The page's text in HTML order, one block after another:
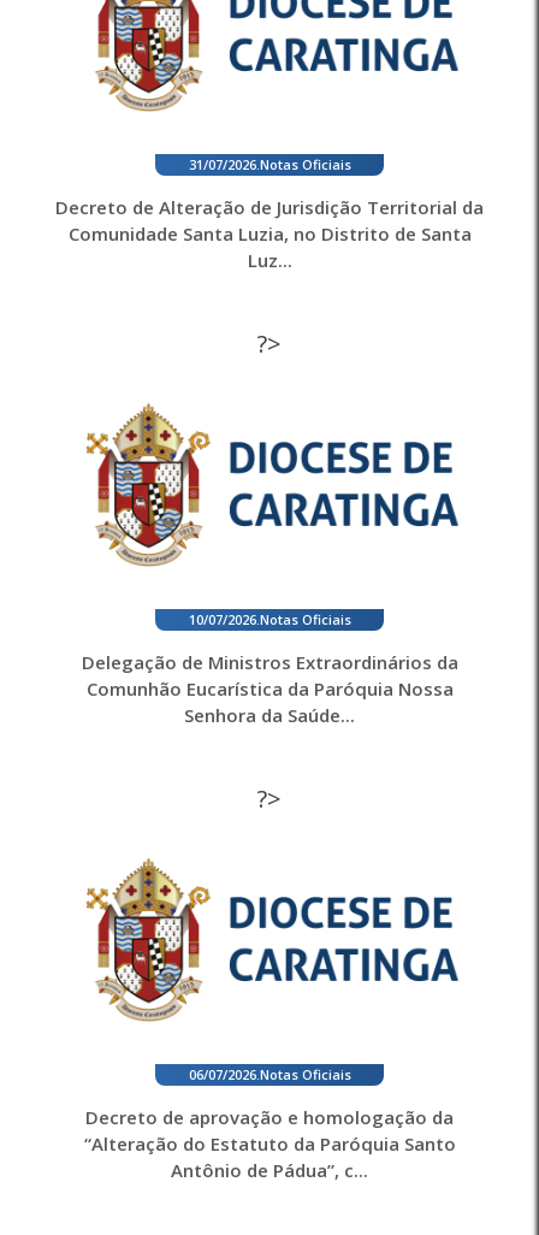
31/07/2026. Notas Oficiais
Decreto de Alteração de Jurisdição Territorial da
Comunidade Santa Luzia, no Distrito de Santa
Luz...
?>
10/07/2026. Notas Oficiais
Delegação de Ministros Extraordinários da
Comunhão Eucarística da Paróquia Nossa
Senhora da Saúde...
?>
06/07/2026. Notas Oficiais
Decreto de aprovação e homologação da
“Alteração do Estatuto da Paróquia Santo
Antônio de Pádua”, c...